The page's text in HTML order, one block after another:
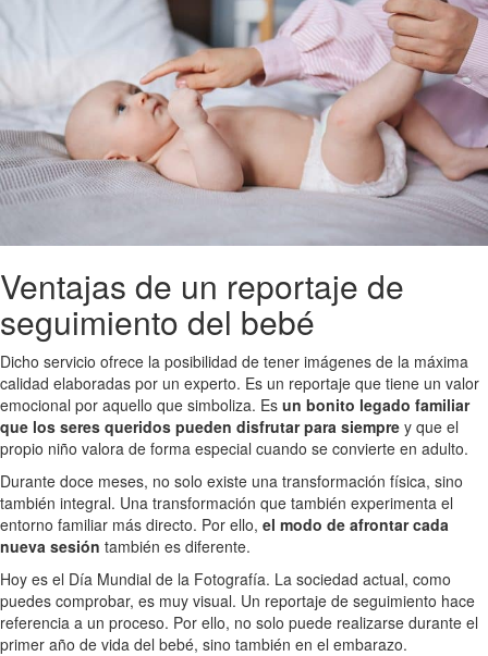
Ventajas de un reportaje de
seguimiento del bebé
Dicho servicio ofrece la posibilidad de tener imágenes de la máxima
calidad elaboradas por un experto. Es un reportaje que tiene un valor
emocional por aquello que simboliza. Es un bonito legado familiar
que los seres queridos pueden disfrutar para siempre y que el
propio niño valora de forma especial cuando se convierte en adulto.
Durante doce meses, no solo existe una transformación física, sino
también integral. Una transformación que también experimenta el
entorno familiar más directo. Por ello, el modo de afrontar cada
nueva sesión también es diferente.
Hoy es el Día Mundial de la Fotografía. La sociedad actual, como
puedes comprobar, es muy visual. Un reportaje de seguimiento hace
referencia a un proceso. Por ello, no solo puede realizarse durante el
primer año de vida del bebé, sino también en el embarazo.